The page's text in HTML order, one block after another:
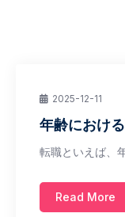
2025-12-11
年齢におけ
転職といえば、
Read More